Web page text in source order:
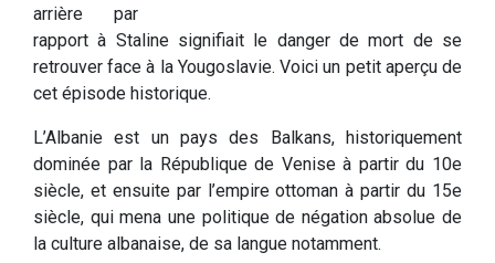
arrière par
rapport à Staline signifiait le danger de mort de se
retrouver face à la Yougoslavie. Voici un petit aperçu de
cet épisode historique.
L’Albanie est un pays des Balkans, historiquement
dominée par la République de Venise à partir du 10e
siècle, et ensuite par l’empire ottoman à partir du 15e
siècle, qui mena une politique de négation absolue de
la culture albanaise, de sa langue notamment.